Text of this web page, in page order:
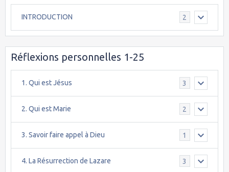
INTRODUCTION 2
Réflexions personnelles 1-25
1. Qui est Jésus 3
2. Qui est Marie 2
3. Savoir faire appel à Dieu 1
4. La Résurrection de Lazare 3